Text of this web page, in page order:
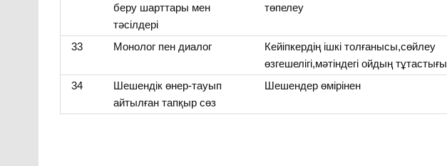
беру шарттары мен
тәсілдері
төпелеу
33 Монолог пен диалог
Кейіпкердің ішкі толғанысы,сөйлеу
өзгешелігі,мәтіндегі ойдың тұтастығы
34
Шешендік өнер-тауып
айтылған тапқыр сөз
Шешендер өмірінен